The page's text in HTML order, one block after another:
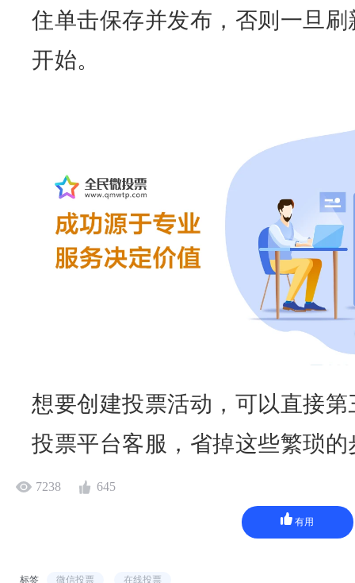
住单击保存并发布，否则一旦
开始。
想要创建投票活动，可以直接
投票平台客服，省掉这些繁琐
7238 645
有用
标签 微信投票 在线投票